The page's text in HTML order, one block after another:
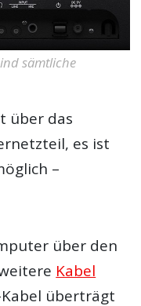
sämtliche
über das
es ist
–
über den
Kabel
überträgt